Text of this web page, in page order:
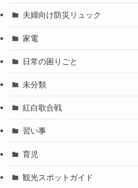
夫婦向け防災リュック
家電
日常の困りごと
未分類
紅白歌合戦
習い事
育児
観光スポットガイド